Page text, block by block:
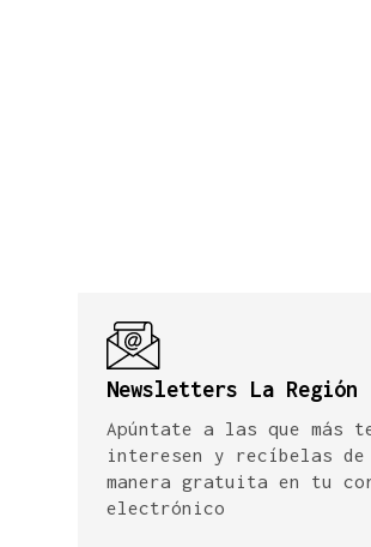
Newsletters La Región
Apúntate a las que más
interesen y recíbelas de
manera gratuita en tu
electrónico